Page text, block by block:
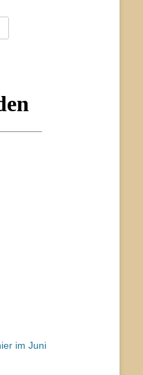
im Juni